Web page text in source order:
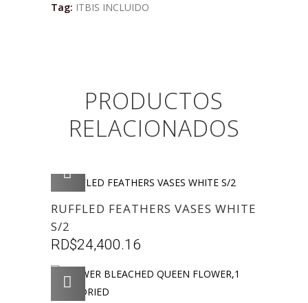
Tag: ITBIS INCLUIDO
PRODUCTOS
RELACIONADOS
RUFFLED FEATHERS VASES WHITE
S/2
RD$24,400.16